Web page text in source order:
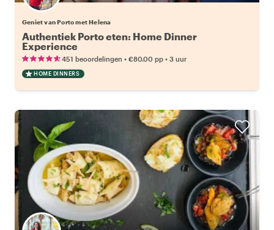
Geniet van Porto met Helena
Authentiek Porto eten: Home Dinner
Experience
451 beoordelingen • €80.00 pp • 3 uur
HOME DINNERS